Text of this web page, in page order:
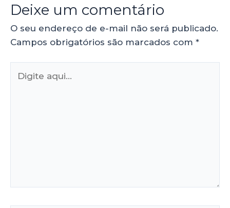
Deixe um comentário
O seu endereço de e-mail não será publicado.
Campos obrigatórios são marcados com *